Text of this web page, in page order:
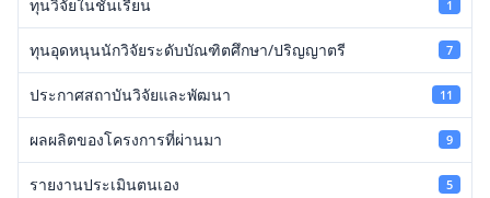
ทุนวิจัยในชั้นเรียน 1
ทุนอุดหนุนนักวิจัยระดับบัณฑิตศึกษา/ปริญญาตรี 7
ประกาศสถาบันวิจัยและพัฒนา 11
ผลผลิตของโครงการที่ผ่านมา 9
รายงานประเมินตนเอง 5